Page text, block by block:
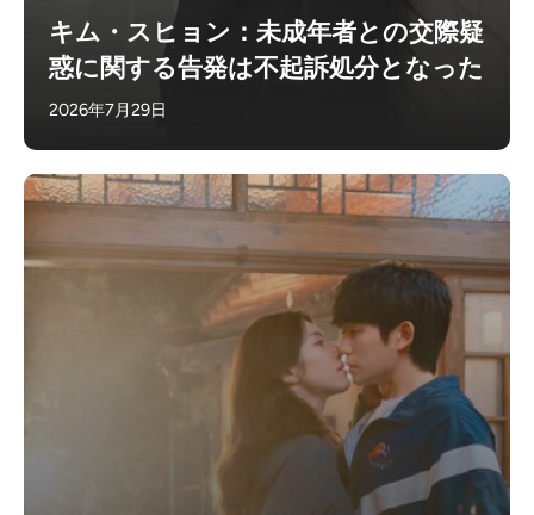
キム・スヒョン：未成年者との交際疑
惑に関する告発は不起訴処分となった
2026年7月29日